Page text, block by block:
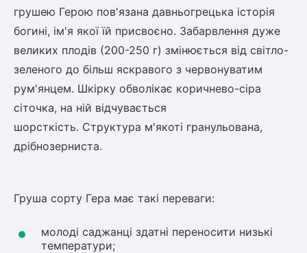
грушею Герою пов'язана давньогрецька історія
богині, ім'я якої їй присвоєно. Забарвлення дуже
великих плодів (200-250 г) змінюється від світло-
зеленого до більш яскравого з червонуватим
рум'янцем. Шкірку обволікає коричнево-сіра
сіточка, на ній відчувається
шорсткість. Структура м'якоті гранульована,
дрібнозерниста.
Груша сорту Гера має такі переваги:
молоді саджанці здатні переносити низькі
температури;